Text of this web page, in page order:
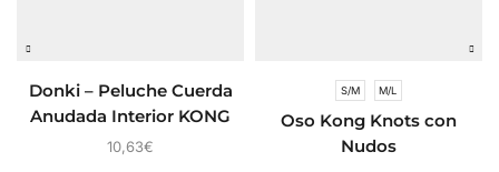
Donki – Peluche Cuerda
Anudada Interior KONG
KNOTS
10,63€
S/M M/L
Oso Kong Knots con
Nudos